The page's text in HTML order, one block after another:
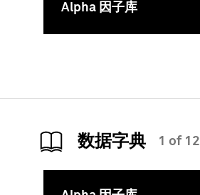
Alpha 因子库
数据字典 1 of 12